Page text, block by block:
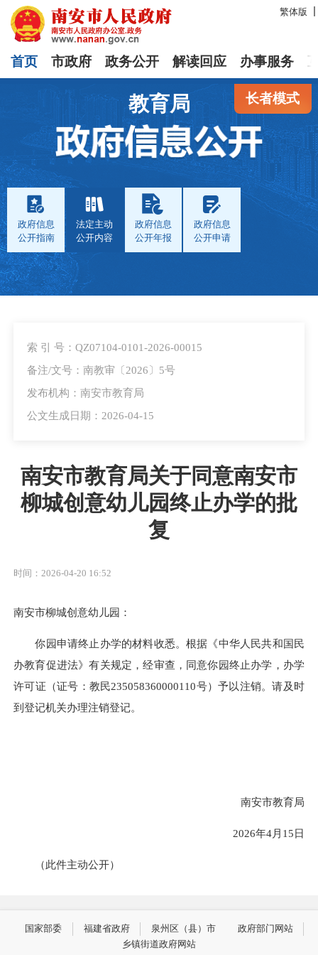
繁体版
首页 市政府 政务公开 解读回应 办事服务
长者模式
教育局
政府信息
公开指南
法定主动
公开内容
政府信息
公开年报
政府信息
公开申请
索 引 号：QZ07104-0101-2026-00015
备注/文号：南教审〔2026〕5号
发布机构：南安市教育局
公文生成日期：2026-04-15
南安市教育局关于同意南安市
柳城创意幼儿园终止办学的批
复
时间：2026-04-20 16:52
南安市柳城创意幼儿园：
你园申请终止办学的材料收悉。根据《中华人民共和国民
办教育促进法》有关规定，经审查，同意你园终止办学，办学
许可证（证号：教民235058360000110号）予以注销。请及时
到登记机关办理注销登记。
南安市教育局
2026年4月15日
（此件主动公开）
国家部委 福建省政府 泉州区（县）市
政府部门网站
乡镇街道政府网站